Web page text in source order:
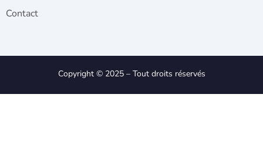
Contact
Copyright © 2025 – Tout droits réservés